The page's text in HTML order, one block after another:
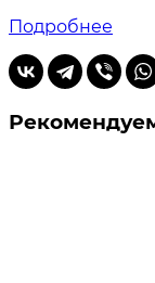
Подробнее